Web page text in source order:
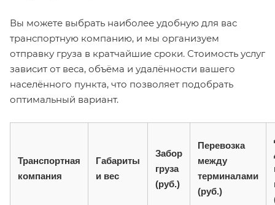
Вы можете выбрать наиболее удобную для вас
транспортную компанию, и мы организуем
отправку груза в кратчайшие сроки. Стоимость услуг
зависит от веса, объёма и удалённости вашего
населённого пункта, что позволяет подобрать
оптимальный вариант.
Транспортная
компания
Габариты
и вес
Забор
груза
(руб.)
Перевозка
между
терминалами
(руб.)